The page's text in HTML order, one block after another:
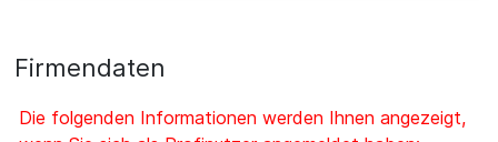
Firmendaten
Die folgenden Informationen werden Ihnen angezeigt,